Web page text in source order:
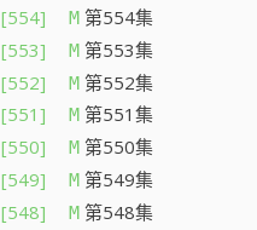
[554] M 第554集
[553] M 第553集
[552] M 第552集
[551] M 第551集
[550] M 第550集
[549] M 第549集
[548] M 第548集